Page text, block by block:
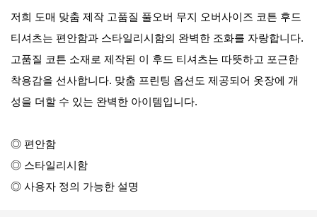
저희 도매 맞춤 제작 고품질 풀오버 무지 오버사이즈 코튼 후드
티셔츠는 편안함과 스타일리시함의 완벽한 조화를 자랑합니다.
고품질 코튼 소재로 제작된 이 후드 티셔츠는 따뜻하고 포근한
착용감을 선사합니다. 맞춤 프린팅 옵션도 제공되어 옷장에 개
성을 더할 수 있는 완벽한 아이템입니다.
◎ 편안함
◎ 스타일리시함
◎ 사용자 정의 가능한 설명